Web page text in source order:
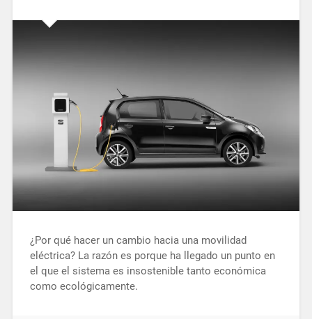
¿Por qué hacer un cambio hacia una movilidad
eléctrica? La razón es porque ha llegado un punto en
el que el sistema es insostenible tanto económica
como ecológicamente.